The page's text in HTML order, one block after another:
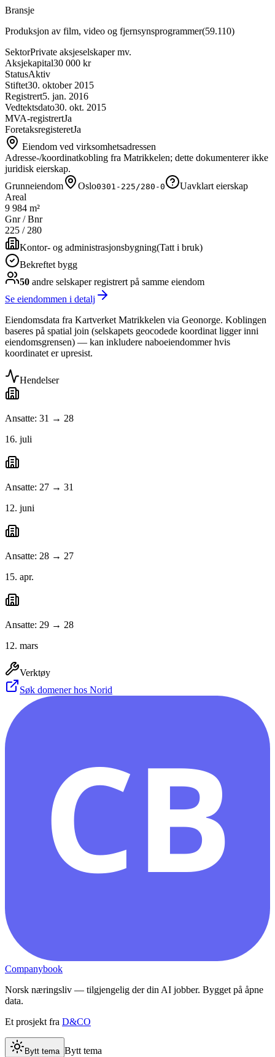
Bransje
Produksjon av film, video og fjernsynsprogrammer(59.110)
SektorPrivate aksjeselskaper mv.
Aksjekapital30 000 kr
StatusAktiv
Stiftet30. oktober 2015
Registrert5. jan. 2016
Vedtektsdato30. okt. 2015
MVA-registrertJa
ForetaksregisteretJa
Eiendom ved virksomhetsadressen
Adresse-/koordinatkobling fra Matrikkelen; dette dokumenterer ikke
juridisk eierskap.
Grunneiendom
Oslo0301-225/280-0
Uavklart eierskap
Areal
9 984 m²
Gnr / Bnr
225 /280
Kontor- og administrasjonsbygning(Tatt i bruk)
Bekreftet bygg
50 andre selskaperregistrert på samme eiendom
Se eiendommen i detalj
Eiendomsdata fra Kartverket Matrikkelen via Geonorge. Koblingen
baseres på spatial join (selskapets geocodede koordinat ligger inni
eiendomsgrensen) — kan inkludere naboeiendommer hvis
koordinatet er upresist.
Hendelser
Ansatte: 31 → 28
16. juli
Ansatte: 27 → 31
12. juni
Ansatte: 28 → 27
15. apr.
Ansatte: 29 → 28
12. mars
Verktøy
Søk domener hos Norid
CB
Companybook
Norsk næringsliv — tilgjengelig der din AI jobber. Bygget på åpne
data.
Et prosjekt fra D&CO
Bytt tema Bytt tema